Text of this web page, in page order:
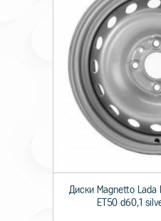
Диски Magnetto
ET50 d60,1